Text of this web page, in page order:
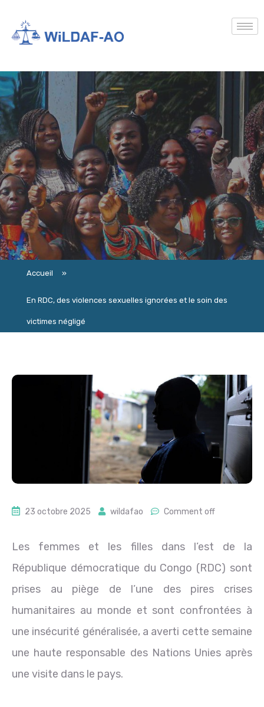
Accueil »
En RDC, des violences sexuelles ignorées et le soin des
victimes négligé
23 octobre 2025 wildafao Comment off
Les femmes et les filles dans l’est de la
République démocratique du Congo (RDC) sont
prises au piège de l’une des pires crises
humanitaires au monde et sont confrontées à
une insécurité généralisée, a averti cette semaine
une haute responsable des Nations Unies après
une visite dans le pays.